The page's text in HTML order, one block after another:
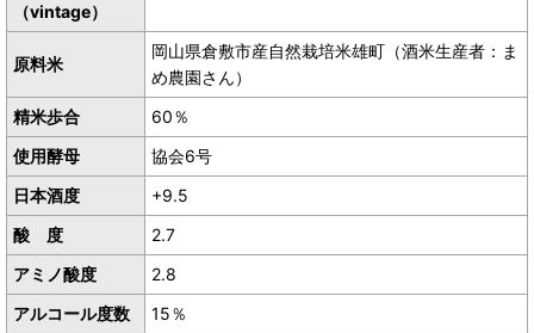
（vintage）
原料米
岡山県倉敷市産自然栽培米雄町（酒米生産者：ま
め農園さん）
精米歩合
60％
使用酵母
協会6号
日本酒度
+9.5
酸 度
2.7
アミノ酸度
2.8
アルコール度数
15％